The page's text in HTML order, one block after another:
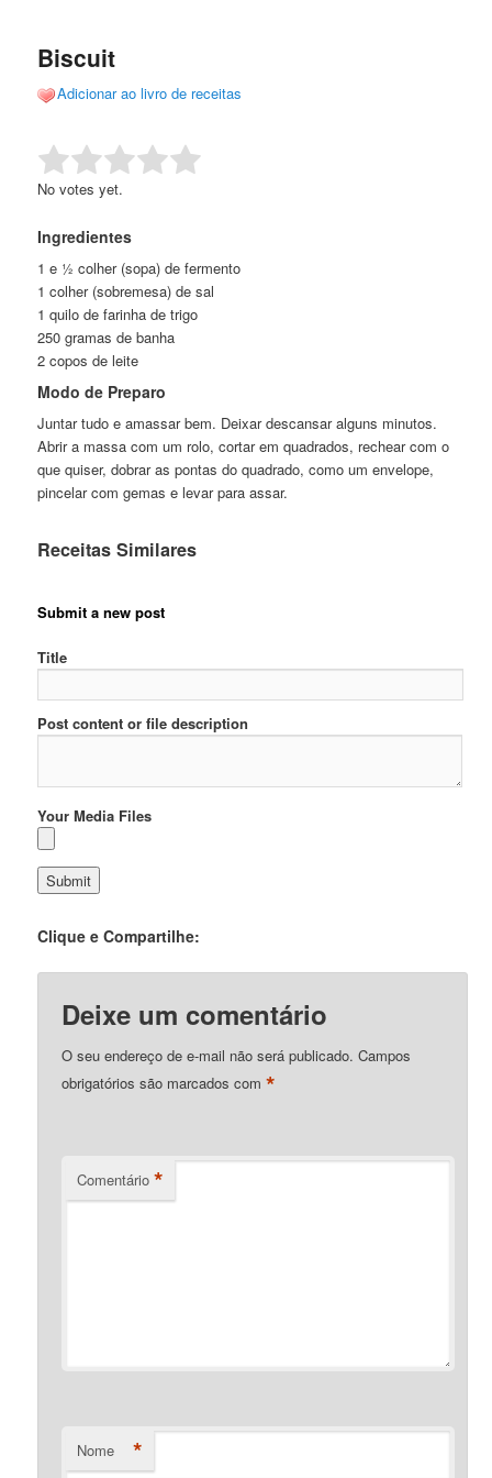
conteúdo
conteúdo
Biscuit
Adicionar ao livro de receitas
Rate this item: Submit Rating
No votes yet.
Ingredientes
1 e ½ colher (sopa) de fermento
1 colher (sobremesa) de sal
1 quilo de farinha de trigo
250 gramas de banha
2 copos de leite
Modo de Preparo
Juntar tudo e amassar bem. Deixar descansar alguns minutos.
Abrir a massa com um rolo, cortar em quadrados, rechear com o
que quiser, dobrar as pontas do quadrado, como um envelope,
pincelar com gemas e levar para assar.
Receitas Similares
Submit a new post
Title
Post content or file description
Your Media Files
Clique e Compartilhe:
Deixe um comentário
O seu endereço de e-mail não será publicado. Campos
obrigatórios são marcados com*
Comentário *
Nome *